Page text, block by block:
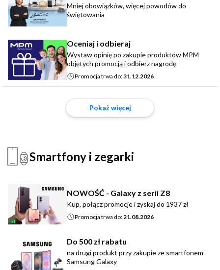
Mniej obowiązków, więcej powodów do
świętowania
Oceniaj i odbieraj
Wystaw opinię po zakupie produktów MPM
objętych promocją i odbierz nagrodę
Promocja trwa do:31.12.2026
Pokaż więcej
Smartfony i zegarki
NOWOŚĆ - Galaxy z serii Z8
Kup, połącz promocje i zyskaj do 1937 zł
Promocja trwa do: 21.08.2026
Do 500 zł rabatu
na drugi produkt przy zakupie ze smartfonem
Samsung Galaxy